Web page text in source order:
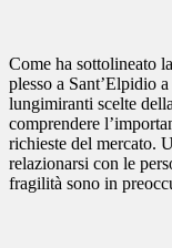
Come ha sottolineato
plesso a Sant’Elpidio
lungimiranti scelte
comprendere
richieste del mercato.
relazionarsi con le
fragilità sono in